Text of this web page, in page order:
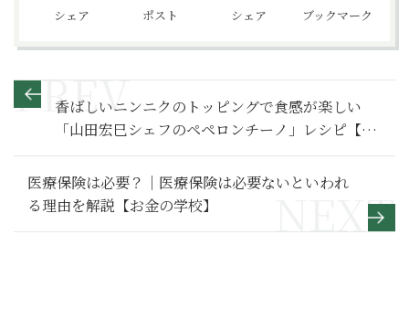
シェア ポスト シェア ブックマーク
香ばしいニンニクのトッピングで食感が楽しい
「山田宏巳シェフのペペロンチーノ」レシピ【俺
のペペロンチーノ】
医療保険は必要？｜医療保険は必要ないといわれ
る理由を解説【お金の学校】